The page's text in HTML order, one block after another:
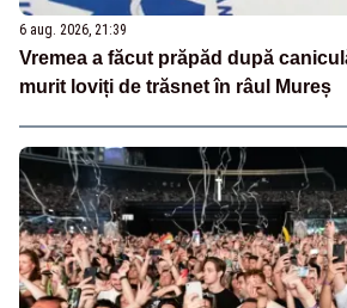
6 aug. 2026, 21:39
Vremea a făcut prăpăd după
murit loviți de trăsnet în râul Mureș